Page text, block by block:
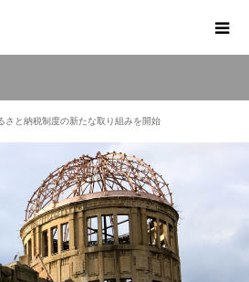
さと納税制度の新たな取り組みを開始